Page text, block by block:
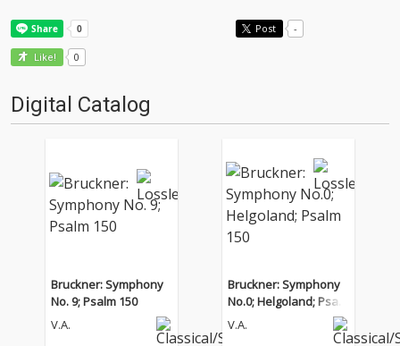
Post -
Like! 0
Digital Catalog
Bruckner: Symphony
No. 9; Psalm 150
V.A.
Bruckner: Symphony
No.0; Helgoland; Psal
m 150
V.A.